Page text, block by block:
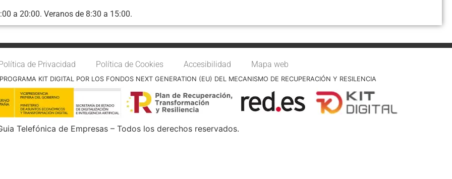
a 20:00. Veranos de 8:30 a 15:00.
de Privacidad Política de Cookies Accesibilidad Mapa web
KIT DIGITAL POR LOS FONDOS NEXT GENERATION (EU) DEL MECANISMO DE RECUPERACIÓN Y RESILENCIA
Telefónica de Empresas – Todos los derechos reservados.